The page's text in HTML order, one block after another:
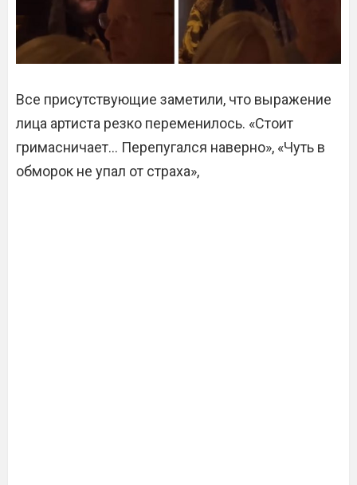
Все присутствующие заметили, что выражение
лица артиста резко переменилось. «Стоит
гримасничает… Перепугался наверно», «Чуть в
обморок не упал от страха»,